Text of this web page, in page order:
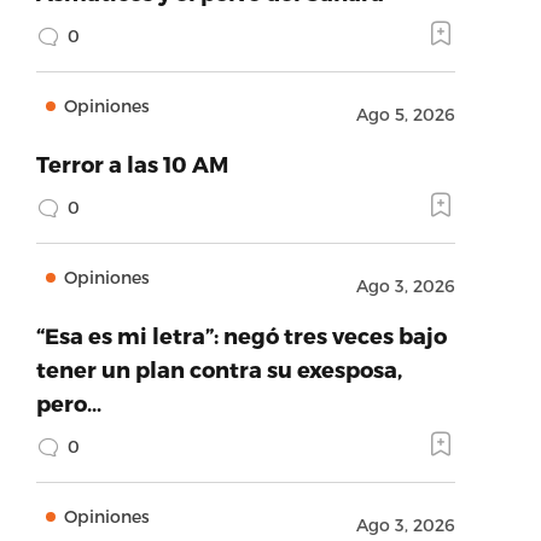
0
Opiniones Ago 5, 2026
Terror a las 10 AM
0
Opiniones Ago 3, 2026
“Esa es mi letra”: negó tres veces bajo
tener un plan contra su exesposa,
pero…
0
Opiniones Ago 3, 2026